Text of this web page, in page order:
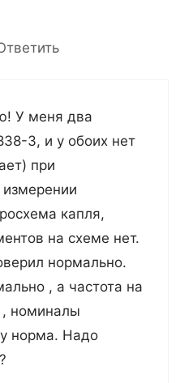
У меня два
3, и у обоих нет
при
капля,
на схеме нет.
нормально.
, а частота на
, номиналы
норма. Надо